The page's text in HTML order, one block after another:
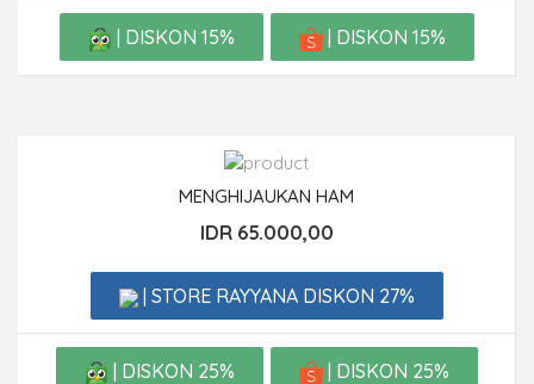
| DISKON 15% | DISKON 15%
MENGHIJAUKAN HAM
IDR 65.000,00
| STORE RAYYANA DISKON 27%
| DISKON 25% | DISKON 25%